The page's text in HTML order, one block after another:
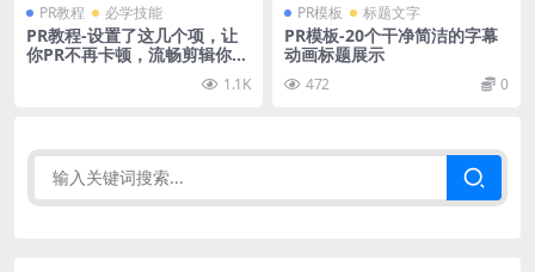
PR教程 必学技能
PR教程-设置了这几个项，让
你PR不再卡顿，流畅剪辑你也
1.1K
PR模板 标题文字
PR模板-20个干净简洁的字幕
动画标题展示
472 0